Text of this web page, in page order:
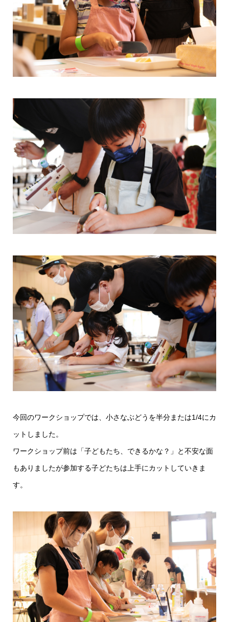
今回のワークショップでは、小さなぶどうを半分または1/4にカ
ットしました。
ワークショップ前は「子どもたち、できるかな？」と不安な面
もありましたが参加する子どたちは上手にカットしていきま
す。